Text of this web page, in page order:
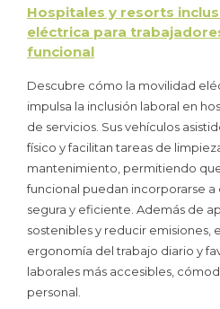
Hospitales y resorts
eléctrica para
funcional
Descubre cómo la movilidad
impulsa la inclusión laboral en
de servicios. Sus vehículos
físico y facilitan tareas de
mantenimiento, permitiendo
funcional puedan incorporarse
segura y eficiente. Además de
sostenibles y reducir emisiones,
ergonomía del trabajo diario y
laborales más accesibles,
personal.